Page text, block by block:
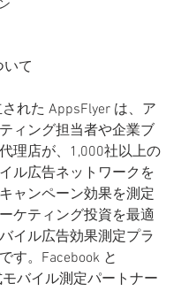
いて
れた AppsFlyer は、ア
ィング担当者や企業ブ
理店が、1,000社以上の
ル広告ネットワークを
ャンペーン効果を測定
ケティング投資を最適
イル広告効果測定プラ
す。Facebook と
バイル測定パートナー